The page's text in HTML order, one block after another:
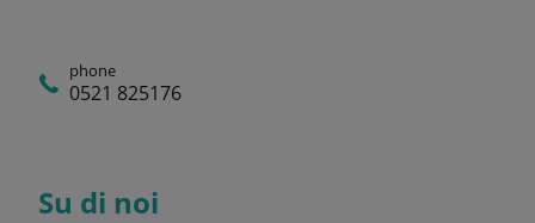
phone
0521 825176
Su di noi